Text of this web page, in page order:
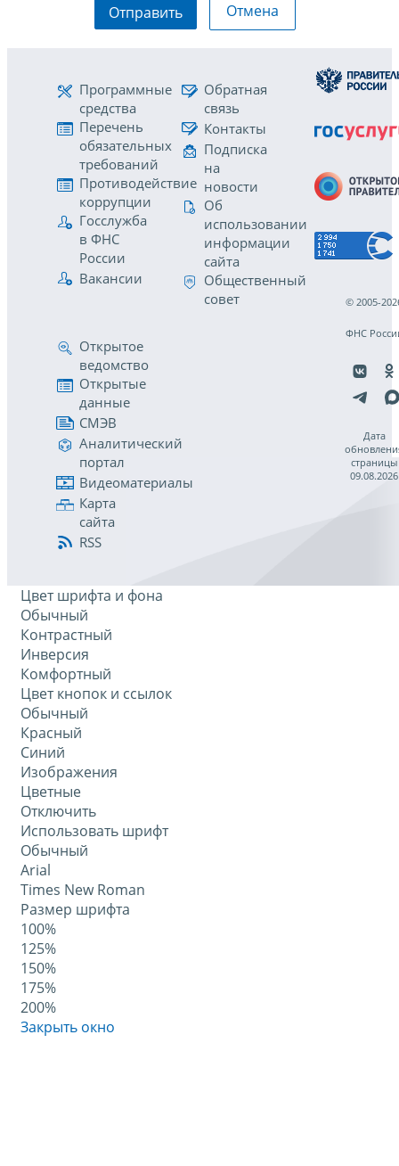
Отправить Отмена
Программные
средства
Перечень
обязательных
требований
Противодействие
коррупции
Госслужба
в ФНС
России
Вакансии
Обратная
связь
Контакты
Подписка
на
новости
Об
использовании
информации
сайта
Общественный
совет
Открытое
ведомство
Открытые
данные
СМЭВ
Аналитический
портал
Видеоматериалы
Карта
сайта
RSS
© 2005-
ФНС
Дата
страницы
09.08.2026
Цвет шрифта и фона
Обычный
Контрастный
Инверсия
Комфортный
Цвет кнопок и ссылок
Обычный
Красный
Синий
Изображения
Цветные
Отключить
Использовать шрифт
Обычный
Arial
Times New Roman
Размер шрифта
100%
125%
150%
175%
200%
Закрыть окно